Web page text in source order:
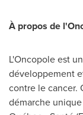
À propos de
L'Oncopole est
développement
contre le cancer.
démarche